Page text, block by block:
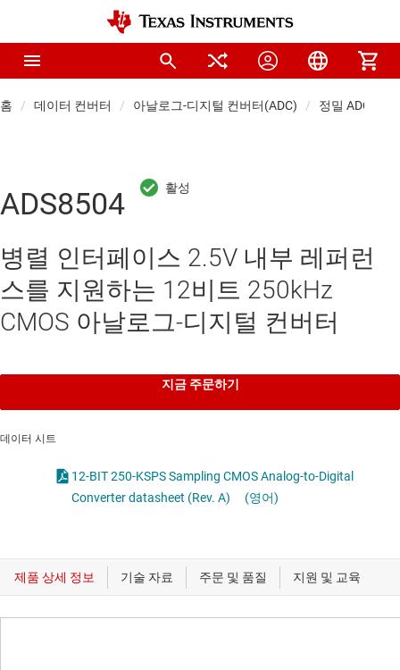
홈 데이터 컨버터 아날로그-디지털 컨버터(ADC) 정밀 ADC
ADS8504
병렬 인터페이스 2.5V 내부 레퍼런
스를 지원하는 12비트 250kHz
CMOS 아날로그-디지털 컨버터
지금 주문하기
데이터 시트
12-BIT 250-KSPS Sampling CMOS Analog-to-Digital
Converter datasheet (Rev. A)
(영어)